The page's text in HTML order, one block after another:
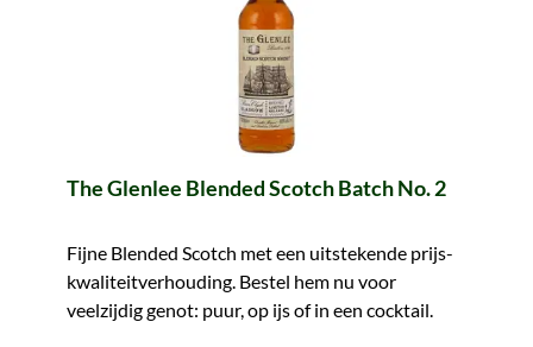
The Glenlee Blended Scotch Batch No. 2
Fijne Blended Scotch met een uitstekende prijs-
kwaliteitverhouding. Bestel hem nu voor
veelzijdig genot: puur, op ijs of in een cocktail.